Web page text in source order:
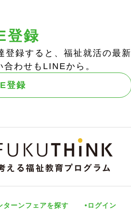
登録
登録すると、福祉就活の最新
わせもLINEから。
登録
ターンフェアを探す ログイン